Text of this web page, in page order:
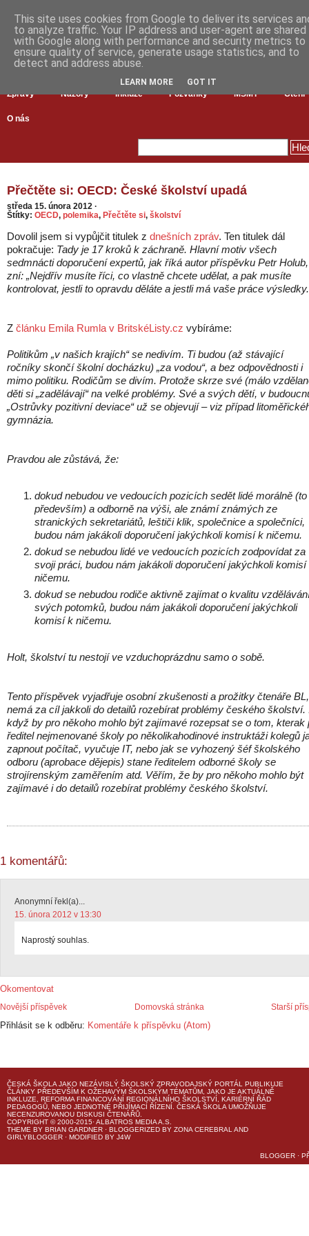
Zprávy Názory Inkluze Pozvánky MŠMT Čtení
O nás
Přečtěte si: OECD: České školství upadá
středa 15. února 2012 ·
Štítky: OECD, polemika, Přečtěte si, školství
Dovolil jsem si vypůjčit titulek z dnešních zpráv. Ten titulek dál
pokračuje: Tady je 17 kroků k záchraně. Hlavní motiv všech
sedmnácti doporučení expertů, jak říká autor příspěvku Petr Holub,
zní: „Nejdřív musíte říci, co vlastně chcete udělat, a pak musíte
kontrolovat, jestli to opravdu děláte a jestli má vaše práce
Z článku Emila Rumla v BritskéListy.cz vybíráme:
Politikům „v našich krajích“ se nedivím. Ti budou (až stávající
ročníky skončí školní docházku) „za vodou“, a bez odpovědnosti i
mimo politiku. Rodičům se divím. Protože skrze své (málo
děti si „zadělávají“ na velké problémy. Své a svých dětí, v
„Ostrůvky pozitivní deviace“ už se objevují – viz případ
gymnázia.
Pravdou ale zůstává, že:
dokud nebudou ve vedoucích pozicích sedět lidé morálně (to
především) a odborně na výši, ale známí známých ze
stranických sekretariátů, leštiči klik, společnice a společníci,
budou nám jakákoli doporučení jakýchkoli komisí k ničemu.
dokud se nebudou lidé ve vedoucích pozicích zodpovídat za
svoji práci, budou nám jakákoli doporučení jakýchkoli komisí
ničemu.
dokud se nebudou rodiče aktivně zajímat o kvalitu
svých potomků, budou nám jakákoli doporučení jakýchkoli
komisí k ničemu.
Holt, školství tu nestojí ve vzduchoprázdnu samo o sobě.
Tento příspěvek vyjadřuje osobní zkušenosti a prožitky čtenáře
nemá za cíl jakkoli do detailů rozebírat problémy českého školství.
když by pro někoho mohlo být zajímavé rozepsat se o tom, kterak
ředitel nejmenované školy po několikahodinové instruktáži kolegů
zapnout počítač, vyučuje IT, nebo jak se vyhozený šéf školského
odboru (aprobace dějepis) stane ředitelem odborné školy se
strojírenským zaměřením atd. Věřím, že by pro někoho mohlo být
zajímavé i do detailů rozebírat problémy českého školství.
1 komentářů:
Anonymní řekl(a)...
15. února 2012 v 13:30
Naprostý souhlas.
Okomentovat
Novější příspěvek Starší
Domovská stránka
Přihlásit se k odběru: Komentáře k příspěvku (Atom)
ČESKÁ ŠKOLA JAKO NEZÁVISLÝ ŠKOLSKÝ ZPRAVODAJSKÝ PORTÁL PUBLIKUJE
ČLÁNKY PŘEDEVŠÍM K OŽEHAVÝM ŠKOLSKÝM TÉMATŮM, JAKO JE AKTUÁLNĚ
INKLUZE, REFORMA FINANCOVÁNÍ REGIONÁLNÍHO ŠKOLSTVÍ, KARIÉRNÍ ŘÁD
PEDAGOGŮ, NEBO JEDNOTNÉ PŘIJÍMACÍ ŘÍZENÍ. ČESKÁ ŠKOLA UMOŽŇUJE
NECENZUROVANOU DISKUSI ČTENÁŘŮ.
COPYRIGHT © 2000-2015· ALBATROS MEDIA A.S.
THEME BY BRIAN GARDNER · BLOGGERIZED BY ZONA CEREBRAL AND
GIRLYBLOGGER · MODIFIED BY J4W
BLOGGER ·
This site uses cookies from Google to deliver its services
to analyze traffic. Your IP address and user-agent are shared
with Google along with performance and security metrics to
ensure quality of service, generate usage statistics, and to
detect and address abuse.
LEARN MORE GOT IT